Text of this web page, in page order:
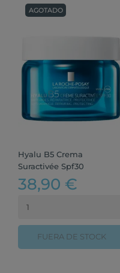
Hyalu B5 Crema
Suractivée Spf30
38,90 €
FUERA DE STOCK
AGOTADO